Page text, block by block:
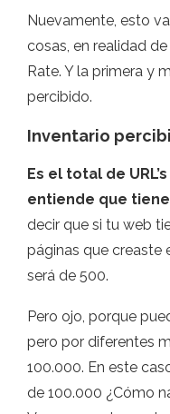
Nuevamente, esto
cosas, en realidad
Rate. Y la primera y
percibido.
Inventario
Es el total de
entiende que
decir que si tu web
páginas que creaste
será de 500.
Pero ojo, porque
pero por diferentes
100.000. En este
de 100.000 ¿Cómo